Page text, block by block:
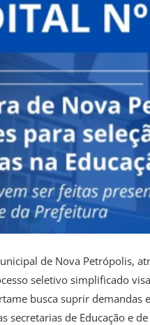
de Nova Petrópolis,
seletivo simplificado
busca suprir
secretarias de Educação e